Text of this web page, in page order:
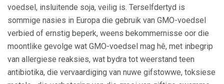
voedsel, insluitende soja, veilig is. Terselfdertyd is
sommige nasies in Europa die gebruik van GMO-voedsel
verbied of ernstig beperk, weens bekommernisse oor die
moontlike gevolge wat GMO-voedsel mag hê, met inbegrip
van allergiese reaksies, wat bydra tot weerstand teen
antibiotika, die vervaardiging van nuwe gifstowwe, toksiese